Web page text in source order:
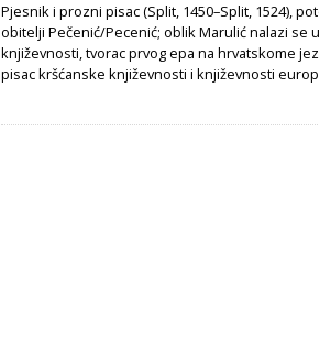
Pjesnik i prozni pisac (Split, 1450–Split, 1524),
obitelji Pečenić/Pecenić; oblik Marulić nalazi se u
književnosti, tvorac prvog epa na hrvatskome
pisac kršćanske književnosti i književnosti